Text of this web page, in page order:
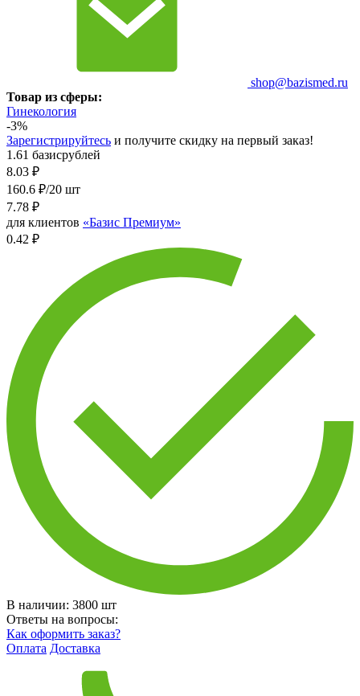
shop@bazismed.ru
Товар из сферы:
Гинекология
-3%
Зарегистрируйтесь и получите скидку на первый заказ!
1.61 базисрублей
8.03 ₽
160.6 ₽/20 шт
7.78 ₽
для клиентов «Базис Премиум»
0.42 ₽
В наличии: 3800 шт
Ответы на вопросы:
Как оформить заказ?
Оплата Доставка